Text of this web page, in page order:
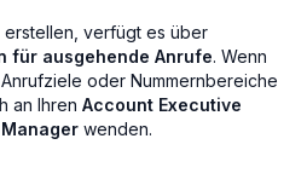
erstellen, verfügt es über
für ausgehende Anrufe. Wenn
oder Nummernbereiche
an Ihren Account Executive
wenden.